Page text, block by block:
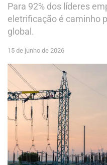
Para 92% dos líderes
eletrificação é caminho
global.
15 de junho de 2026